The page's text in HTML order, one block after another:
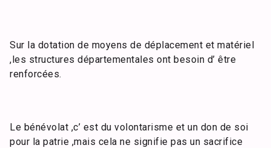
Sur la dotation de moyens de déplacement et matériel
,les structures départementales ont besoin d’ être
renforcées.
Le bénévolat ,c’ est du volontarisme et un don de soi
pour la patrie ,mais cela ne signifie pas un sacrifice